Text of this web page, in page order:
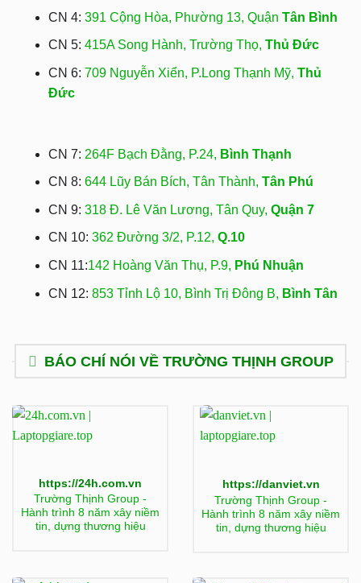
CN 4: 391 Cộng Hòa, Phường 13, Quận Tân Bình
CN 5: 415A Song Hành, Trường Thọ, Thủ Đức
CN 6: 709 Nguyễn Xiển, P.Long Thạnh Mỹ, Thủ
Đức
CN 7: 264F Bạch Đằng, P.24, Bình Thạnh
CN 8: 644 Lũy Bán Bích, Tân Thành, Tân Phú
CN 9: 318 Đ. Lê Văn Lương, Tân Quy, Quận 7
CN 10: 362 Đường 3/2, P.12, Q.10
CN 11:142 Hoàng Văn Thụ, P.9, Phú Nhuận
CN 12: 853 Tỉnh Lộ 10, Bình Trị Đông B, Bình Tân
BÁO CHÍ NÓI VỀ TRƯỜNG THỊNH GROUP
https://24h.com.vn
Trường Thịnh Group -
Hành trình 8 năm xây niềm
tin, dựng thương hiệu
https://danviet.vn
Trường Thịnh Group -
Hành trình 8 năm xây niềm
tin, dựng thương hiệu